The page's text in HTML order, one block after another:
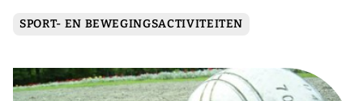
SPORT- EN BEWEGINGSACTIVITEITEN